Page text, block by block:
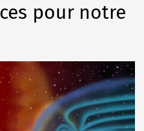
pour notre